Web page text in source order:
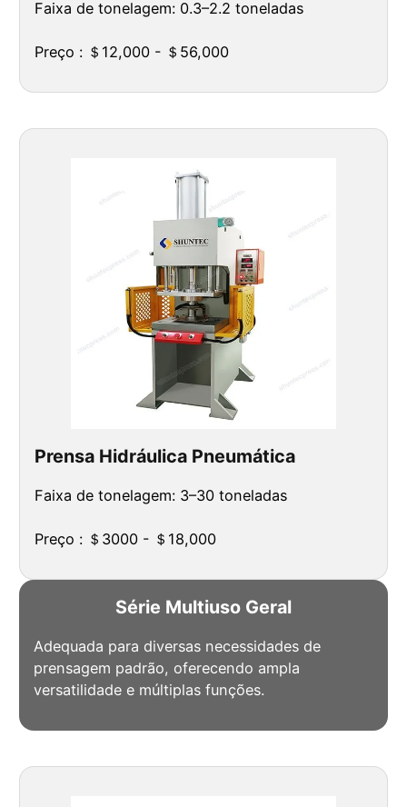
Faixa de tonelagem: 0.3–2.2 toneladas
Preço : ＄12,000 - ＄56,000
Prensa Hidráulica Pneumática
Faixa de tonelagem: 3–30 toneladas
Preço : ＄3000 - ＄18,000
Série Multiuso Geral
Adequada para diversas necessidades de
prensagem padrão, oferecendo ampla
versatilidade e múltiplas funções.